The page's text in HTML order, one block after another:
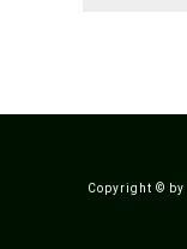
Copyright ©